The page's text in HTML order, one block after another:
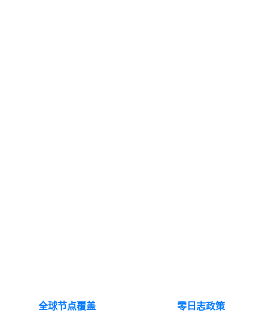
全球节点覆盖 零日志政策